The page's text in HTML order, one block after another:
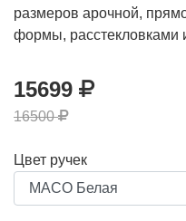
размеров арочной,
формы, расстекловками
15699
16500
Цвет ручек